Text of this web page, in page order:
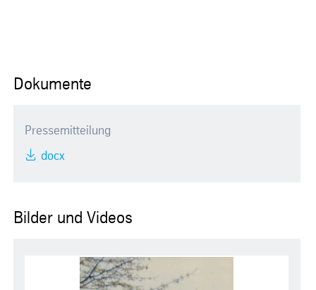
Dokumente
Pressemitteilung
docx
Bilder und Videos